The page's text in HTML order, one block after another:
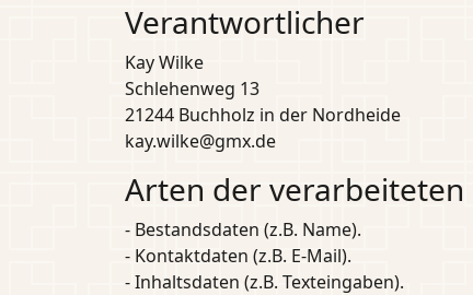
Verantwortlicher
Kay Wilke
Schlehenweg 13
21244 Buchholz in der Nordheide
kay.wilke@gmx.de
Arten der verarbeiteten
- Bestandsdaten (z.B. Name).
- Kontaktdaten (z.B. E-Mail).
- Inhaltsdaten (z.B. Texteingaben).